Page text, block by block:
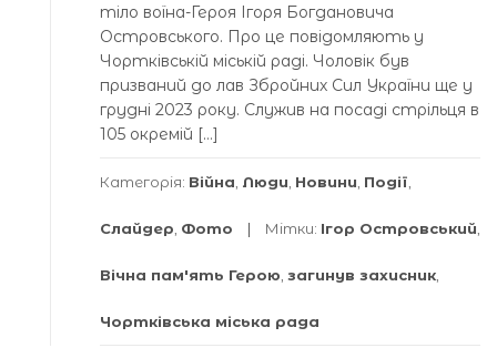
тіло воїна-Героя Ігоря Богдановича
Островського. Про це повідомляють у
Чортківській міській раді. Чоловік був
призваний до лав Збройних Сил України ще у
грудні 2023 року. Служив на посаді стрільця в
105 окремій […]
Категорія: Війна Люди Новини Події
Слайдер Фото Мітки: Ігор Островський
Вічна пам'ять Герою загинув захисник
Чортківська міська рада